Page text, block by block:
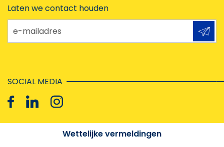
Laten we contact houden
e-mailadres
SOCIAL MEDIA
Wettelijke vermeldingen